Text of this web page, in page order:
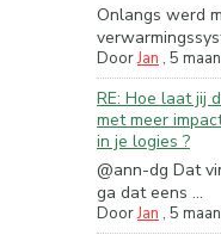
Onlangs werd
DoorJan , 5
RE: Hoe laat jij
met meer
in je logies ?
@ann-dg Dat
ga dat eens ...
DoorJan , 5